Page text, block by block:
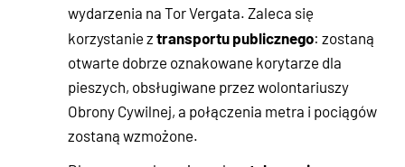
wydarzenia na Tor Vergata. Zaleca się
korzystanie ztransportu publicznego: zostaną
otwarte dobrze oznakowane korytarze dla
pieszych, obsługiwane przez wolontariuszy
Obrony Cywilnej, a połączenia metra i pociągów
zostaną wzmożone.